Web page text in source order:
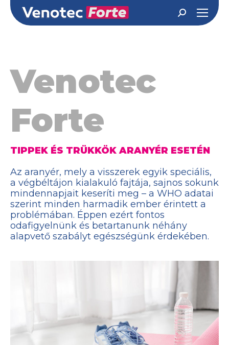
Search:
Venotec
Forte
TIPPEK ÉS TRÜKKÖK ARANYÉR ESETÉN
Az aranyér, mely a visszerek egyik speciális,
a végbéltájon kialakuló fajtája, sajnos sokunk
mindennapjait keseríti meg – a WHO adatai
szerint minden harmadik ember érintett a
problémában. Éppen ezért fontos
odafigyelnünk és betartanunk néhány
alapvető szabályt egészségünk érdekében.